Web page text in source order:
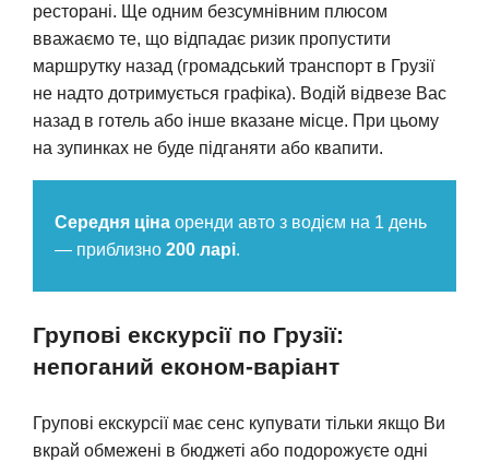
ресторані. Ще одним безсумнівним плюсом
вважаємо те, що відпадає ризик пропустити
маршрутку назад (громадський транспорт в Грузії
не надто дотримується графіка). Водій відвезе Вас
назад в готель або інше вказане місце. При цьому
на зупинках не буде підганяти або квапити.
Середня ціна оренди авто з водієм на 1 день
— приблизно 200 ларі.
Групові екскурсії по Грузії:
непоганий економ-варіант
Групові екскурсії має сенс купувати тільки якщо Ви
вкрай обмежені в бюджеті або подорожуєте одні